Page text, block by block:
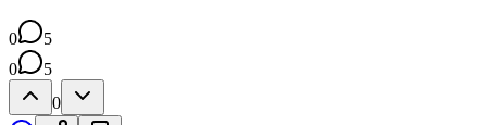
0
5
0
5
0